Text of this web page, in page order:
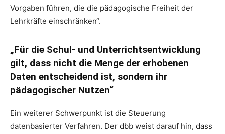
Vorgaben führen, die die pädagogische Freiheit der
Lehrkräfte einschränken“.
„Für die Schul- und Unterrichtsentwicklung
gilt, dass nicht die Menge der erhobenen
Daten entscheidend ist, sondern ihr
pädagogischer Nutzen“
Ein weiterer Schwerpunkt ist die Steuerung
datenbasierter Verfahren. Der dbb weist darauf hin, dass